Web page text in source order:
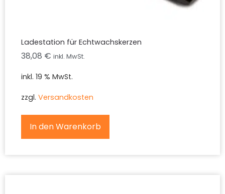
Ladestation für Echtwachskerzen
38,08 € inkl. MwSt.
inkl. 19 % MwSt.
zzgl. Versandkosten
In den Warenkorb